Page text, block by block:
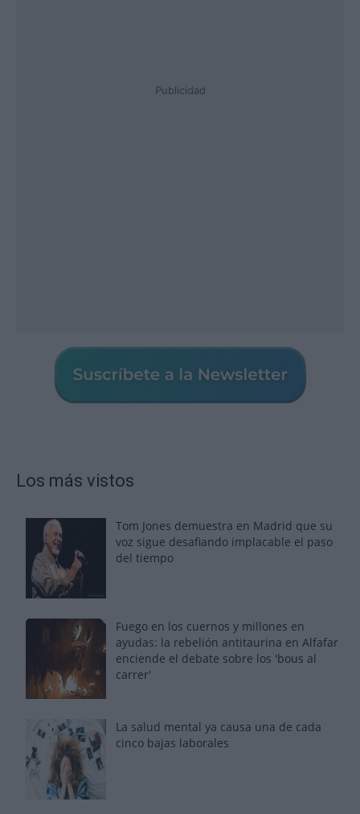
Publicidad
Los más vistos
Tom Jones demuestra en Madrid que su
voz sigue desafiando implacable el paso
del tiempo
Fuego en los cuernos y millones en
ayudas: la rebelión antitaurina en Alfafar
enciende el debate sobre los 'bous al
carrer'
La salud mental ya causa una de cada
cinco bajas laborales